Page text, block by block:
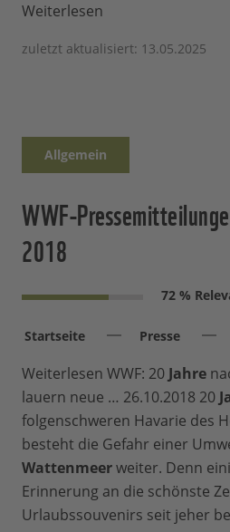
Weiterlesen
zuletzt aktualisiert: 13.05.2025
Allgemein
WWF-
2018
72 %
Startseite Presse
Weiterlesen WWF: 20 Jahre
lauern neue … 26.10.2018 20
folgenschweren Havarie des
besteht die Gefahr einer
Wattenmeerweiter. Denn
Erinnerung an die schönste
Urlaubssouvenirs seit jeher